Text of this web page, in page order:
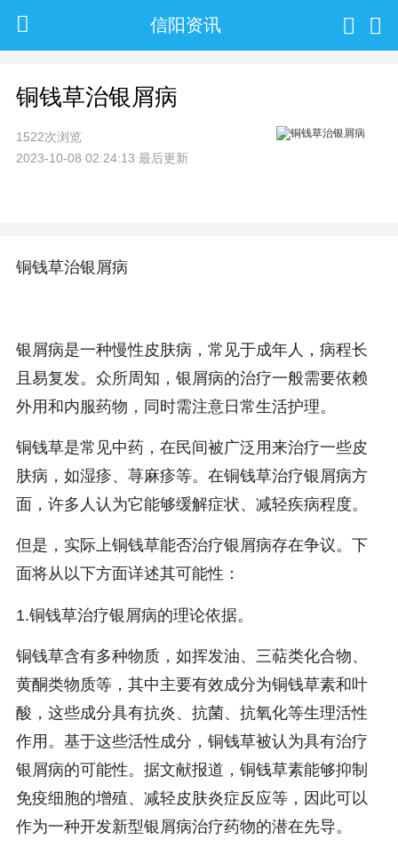
信阳资讯
铜钱草治银屑病
1522次浏览
2023-10-08 02:24:13 最后更新
铜钱草治银屑病
银屑病是一种慢性皮肤病，常见于成年人，病程长
且易复发。众所周知，银屑病的治疗一般需要依赖
外用和内服药物，同时需注意日常生活护理。
铜钱草是常见中药，在民间被广泛用来治疗一些皮
肤病，如湿疹、荨麻疹等。在铜钱草治疗银屑病方
面，许多人认为它能够缓解症状、减轻疾病程度。
但是，实际上铜钱草能否治疗银屑病存在争议。下
面将从以下方面详述其可能性：
1.铜钱草治疗银屑病的理论依据。
铜钱草含有多种物质，如挥发油、三萜类化合物、
黄酮类物质等，其中主要有效成分为铜钱草素和叶
酸，这些成分具有抗炎、抗菌、抗氧化等生理活性
作用。基于这些活性成分，铜钱草被认为具有治疗
银屑病的可能性。据文献报道，铜钱草素能够抑制
免疫细胞的增殖、减轻皮肤炎症反应等，因此可以
作为一种开发新型银屑病治疗药物的潜在先导。